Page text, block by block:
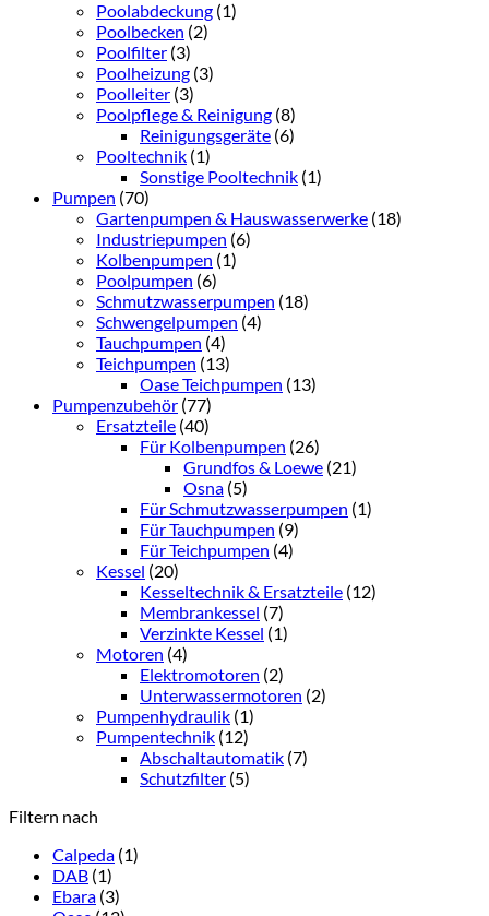
Poolabdeckung (1)
Poolbecken (2)
Poolfilter (3)
Poolheizung (3)
Poolleiter (3)
Poolpflege & Reinigung (8)
Reinigungsgeräte (6)
Pooltechnik (1)
Sonstige Pooltechnik (1)
Pumpen (70)
Gartenpumpen & Hauswasserwerke (18)
Industriepumpen (6)
Kolbenpumpen (1)
Poolpumpen (6)
Schmutzwasserpumpen (18)
Schwengelpumpen (4)
Tauchpumpen (4)
Teichpumpen (13)
Oase Teichpumpen (13)
Pumpenzubehör (77)
Ersatzteile (40)
Für Kolbenpumpen (26)
Grundfos & Loewe (21)
Osna (5)
Für Schmutzwasserpumpen (1)
Für Tauchpumpen (9)
Für Teichpumpen (4)
Kessel (20)
Kesseltechnik & Ersatzteile (12)
Membrankessel (7)
Verzinkte Kessel (1)
Motoren (4)
Elektromotoren (2)
Unterwassermotoren (2)
Pumpenhydraulik (1)
Pumpentechnik (12)
Abschaltautomatik (7)
Schutzfilter (5)
Filtern nach
Calpeda (1)
DAB (1)
Ebara (3)